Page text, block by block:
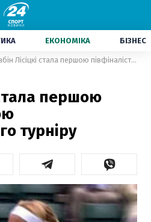
ЕКОНОМІКА БІЗНЕС
Сабін Лісіцкі стала першою півфіналісткою Вімблдонського турніру
першою
турніру